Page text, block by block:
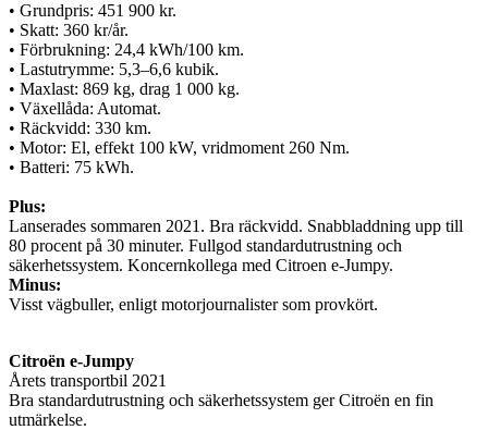
• Grundpris: 451 900 kr.
• Skatt: 360 kr/år.
• Förbrukning: 24,4 kWh/100 km.
• Lastutrymme: 5,3–6,6 kubik.
• Maxlast: 869 kg, drag 1 000 kg.
• Växellåda: Automat.
• Räckvidd: 330 km.
• Motor: El, effekt 100 kW, vridmoment 260 Nm.
• Batteri: 75 kWh.
Plus:
Lanserades sommaren 2021. Bra räckvidd. Snabbladdning upp till
80 procent på 30 minuter. Fullgod standardutrustning och
säkerhetssystem. Koncernkollega med Citroen e-Jumpy.
Minus:
Visst vägbuller, enligt motorjournalister som provkört.
Citroën e-Jumpy
Årets transportbil 2021
Bra standardutrustning och säkerhetssystem ger Citroën en fin
utmärkelse.